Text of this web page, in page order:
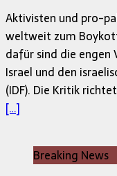
Aktivisten und pro-
weltweit zum
dafür sind die engen
Israel und den
(IDF). Die Kritik
[…]
Breaking News